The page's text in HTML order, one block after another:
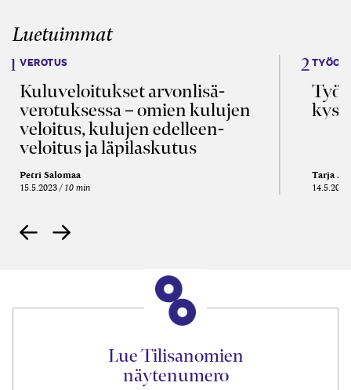
Luetuimmat
VEROTUS
Kulu­veloitukset arvon­lisä­
verotuksessa – omien kulujen
veloitus, kulujen edelleen­
veloitus ja läpi­laskutus
Petri Salomaa
15.5.2023 10 min
Tarja
14.5.2021
Lue Tilisanomien
näytenumero